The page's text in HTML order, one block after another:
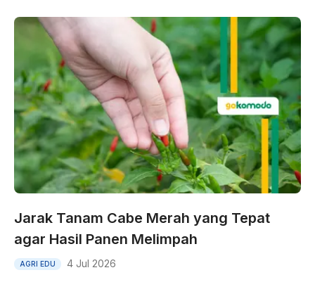
Jarak Tanam Cabe Merah yang Tepat
agar Hasil Panen Melimpah
AGRI EDU 4 Jul 2026